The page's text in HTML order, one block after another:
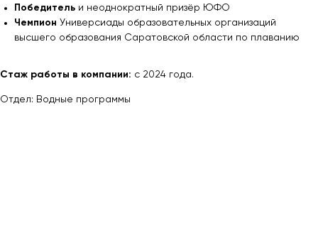
Победитель и неоднократный призёр ЮФО
Чемпион Универсиады образовательных организаций
высшего образования Саратовской области по плаванию
Стаж работы в компании: с 2024 года.
Отдел: Водные программы